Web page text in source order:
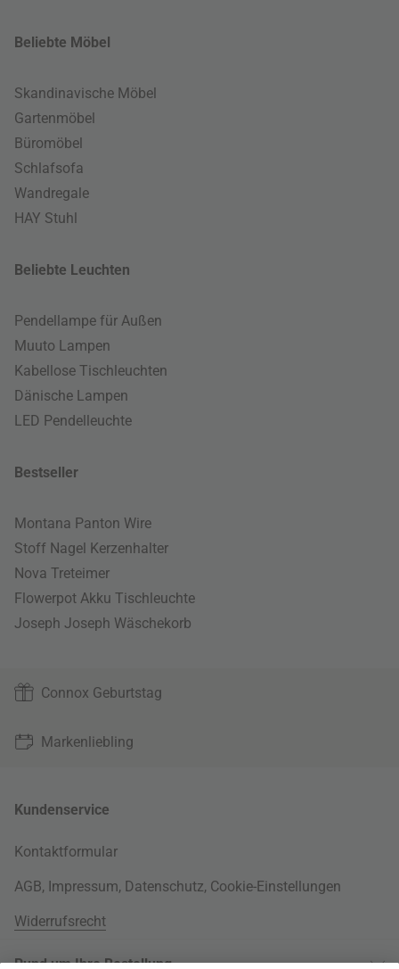
Beliebte Möbel
Skandinavische Möbel
Gartenmöbel
Büromöbel
Schlafsofa
Wandregale
HAY Stuhl
Beliebte Leuchten
Pendellampe für Außen
Muuto Lampen
Kabellose Tischleuchten
Dänische Lampen
LED Pendelleuchte
Bestseller
Montana Panton Wire
Stoff Nagel Kerzenhalter
Nova Treteimer
Flowerpot Akku Tischleuchte
Joseph Joseph Wäschekorb
Connox Geburtstag
Markenliebling
Kundenservice
Kontaktformular
AGB, Impressum, Datenschutz, Cookie-Einstellungen
Widerrufsrecht
Rund um Ihre Bestellung